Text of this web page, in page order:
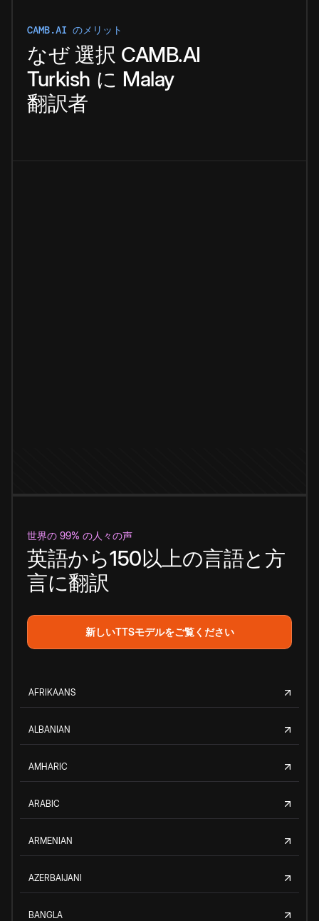
CAMB.AI のメリット
なぜ 選択 CAMB.AI
Turkish に Malay
翻訳者
世界の 99% の人々の声
英語から150以上の言語と方
言に翻訳
新しいTTSモデルをご覧ください
AFRIKAANS
ALBANIAN
AMHARIC
ARABIC
ARMENIAN
AZERBAIJANI
BANGLA